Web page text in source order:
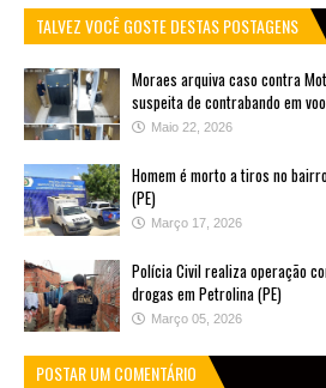
TALVEZ VOCÊ GOSTE DESTAS POSTAGENS
Moraes arquiva caso contra
suspeita de contrabando em voo
Maio 22, 2026
Homem é morto a tiros no
(PE)
Março 17, 2026
Polícia Civil realiza operação
drogas em Petrolina (PE)
Março 05, 2026
POSTAR UM COMENTÁRIO